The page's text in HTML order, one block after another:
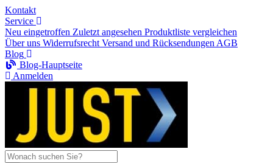
Kontakt
Service
Neu eingetroffen Zuletzt angesehen Produktliste vergleichen
Über uns Widerrufsrecht Versand und Rücksendungen AGB
Blog
Blog-Hauptseite
Anmelden